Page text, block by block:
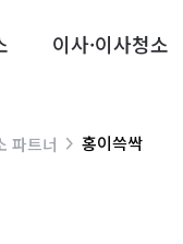
이사·이사청소
파트너 홍이쓱싹